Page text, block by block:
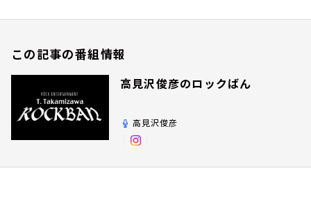
この記事の番組情報
高見沢俊彦のロックばん
高見沢俊彦